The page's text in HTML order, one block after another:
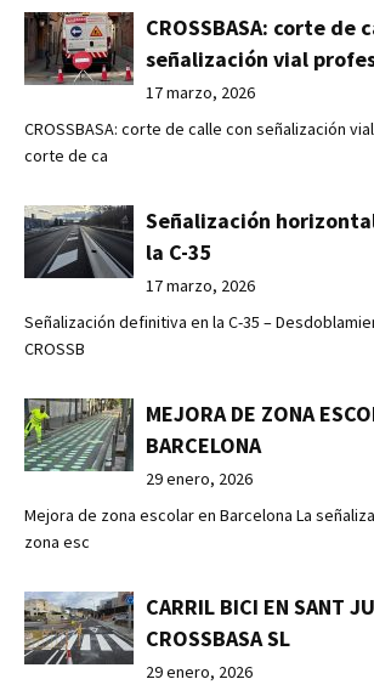
CROSSBASA: corte de
señalización vial
17 marzo, 2026
CROSSBASA: corte de calle con señalización
corte de ca
Señalización
la C-35
17 marzo, 2026
Señalización definitiva en la C-35 –
CROSSB
MEJORA DE ZONA
BARCELONA
29 enero, 2026
Mejora de zona escolar en Barcelona La
zona esc
CARRIL BICI EN SANT
CROSSBASA SL
29 enero, 2026